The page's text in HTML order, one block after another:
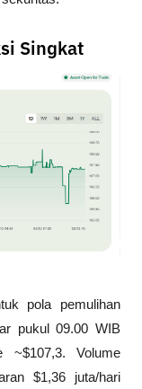
Singkat
pola pemulihan
pukul 09.00 WIB
Volume
$1,36 juta/hari